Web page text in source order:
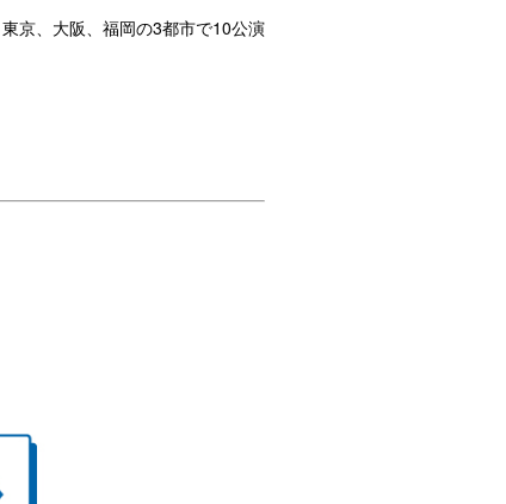
京、大阪、福岡の3都市で10公演